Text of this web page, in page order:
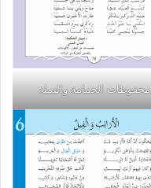
محفوظات الحمامة والنملة